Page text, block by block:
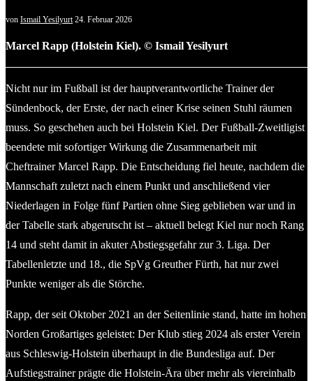
von Ismail Yesilyurt 24. Februar 2026
Marcel Rapp (Holstein Kiel). © Ismail Yesilyurt
Nicht nur im Fußball ist der hauptverantwortliche Trainer der
Sündenbock, der Erste, der nach einer Krise seinen Stuhl räumen
muss. So geschehen auch bei Holstein Kiel. Der Fußball-Zweitligist
beendete mit sofortiger Wirkung die Zusammenarbeit mit
Cheftrainer Marcel Rapp. Die Entscheidung fiel heute, nachdem die
Mannschaft zuletzt nach einem Punkt und anschließend vier
Niederlagen in Folge fünf Partien ohne Sieg geblieben war und in
der Tabelle stark abgerutscht ist – aktuell belegt Kiel nur noch Rang
14 und steht damit in akuter Abstiegsgefahr zur 3. Liga. Der
Tabellenletzte und 18., die SpVg Greuther Fürth, hat nur zwei
Punkte weniger als die Störche.
Rapp, der seit Oktober 2021 an der Seitenlinie stand, hatte im hohen
Norden Großartiges geleistet: Der Klub stieg 2024 als erster Verein
aus Schleswig-Holstein überhaupt in die Bundesliga auf. Der
Aufstiegstrainer prägte die Holstein-Ära über mehr als viereinhalb